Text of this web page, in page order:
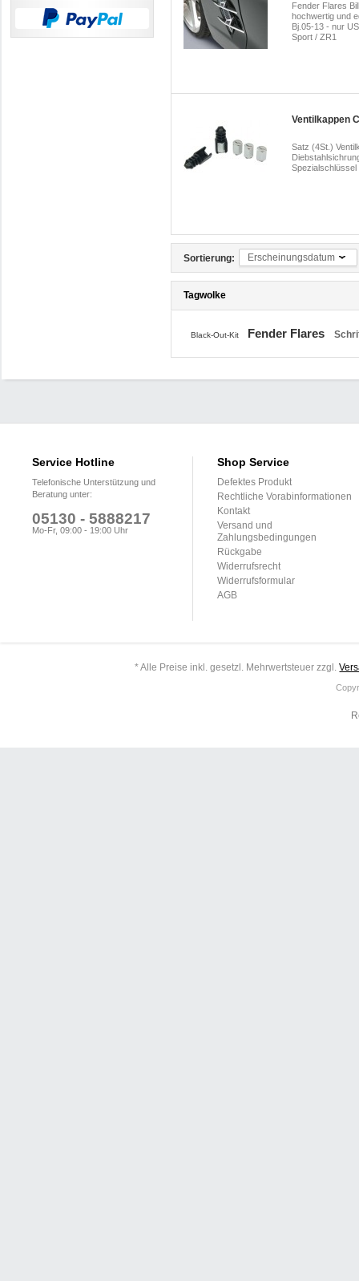
Fender Flares
hochwertig und
Bj.05-13 - nur
Sport / ZR1
Ventilkappen
Satz (4St.)
Spezialschlüssel
Sortierung: Erscheinungsdatum
Tagwolke
Black-Out-Kit Fender Flares
Service Hotline
Telefonische Unterstützung und
Beratung unter:
05130 - 5888217
Mo-Fr, 09:00 - 19:00 Uhr
Shop Service
Defektes Produkt
Rechtliche Vorabinformationen
Kontakt
Versand und
Zahlungsbedingungen
Rückgabe
Widerrufsrecht
Widerrufsformular
AGB
* Alle Preise inkl. gesetzl. Mehrwertsteuer zzgl.